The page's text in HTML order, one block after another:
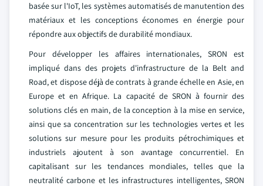
basée sur l'IoT, les systèmes automatisés de manutention des
matériaux et les conceptions économes en énergie pour
répondre aux objectifs de durabilité mondiaux.
Pour développer les affaires internationales, SRON est
impliqué dans des projets d'infrastructure de la Belt and
Road, et dispose déjà de contrats à grande échelle en Asie, en
Europe et en Afrique. La capacité de SRON à fournir des
solutions clés en main, de la conception à la mise en service,
ainsi que sa concentration sur les technologies vertes et les
solutions sur mesure pour les produits pétrochimiques et
industriels ajoutent à son avantage concurrentiel. En
capitalisant sur les tendances mondiales, telles que la
neutralité carbone et les infrastructures intelligentes, SRON